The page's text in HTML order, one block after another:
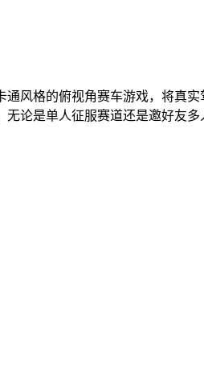
风格的俯视角赛车游戏，将真
论是单人征服赛道还是邀好友多